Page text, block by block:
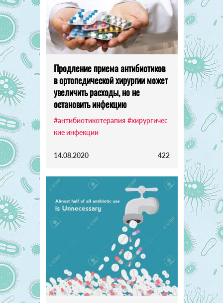
Продление приема антибиотиков
в ортопедической хирургии может
увеличить расходы, но не
остановить инфекцию
#антибиотикотерапия #хирургичес
кие инфекции
14.08.2020 422